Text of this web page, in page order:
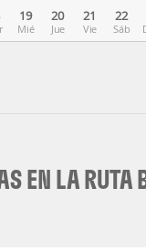
19
Mié
20
Jue
21
Vie
22
Sáb
EN LA RUTA